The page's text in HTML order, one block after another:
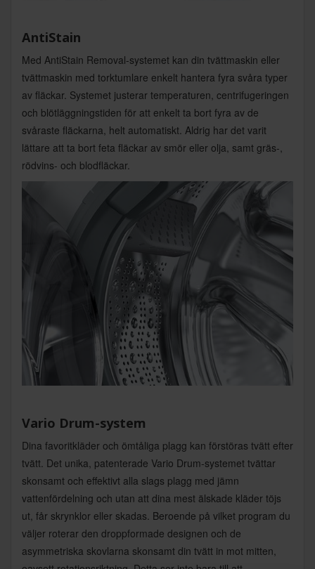
AntiStain
Med AntiStain Removal-systemet kan din tvättmaskin eller
tvättmaskin med torktumlare enkelt hantera fyra svåra typer
av fläckar. Systemet justerar temperaturen, centrifugeringen
och blötläggningstiden för att enkelt ta bort fyra av de
svåraste fläckarna, helt automatiskt. Aldrig har det varit
lättare att ta bort feta fläckar av smör eller olja, samt gräs-,
rödvins- och blodfläckar.
Vario Drum-system
Dina favoritkläder och ömtåliga plagg kan förstöras tvätt efter
tvätt. Det unika, patenterade Vario Drum-systemet tvättar
skonsamt och effektivt alla slags plagg med jämn
vattenfördelning och utan att dina mest älskade kläder töjs
ut, får skrynklor eller skadas. Beroende på vilket program du
väljer roterar den droppformade designen och de
asymmetriska skovlarna skonsamt din tvätt in mot mitten,